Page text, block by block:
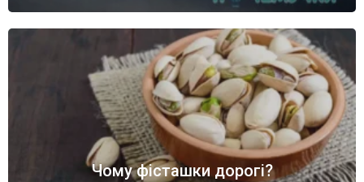
Чому фісташки дорогі?